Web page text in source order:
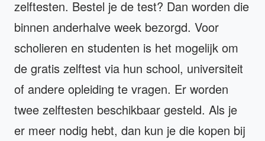
zelftesten. Bestel je de test? Dan worden die
binnen anderhalve week bezorgd. Voor
scholieren en studenten is het mogelijk om
de gratis zelftest via hun school, universiteit
of andere opleiding te vragen. Er worden
twee zelftesten beschikbaar gesteld. Als je
er meer nodig hebt, dan kun je die kopen bij